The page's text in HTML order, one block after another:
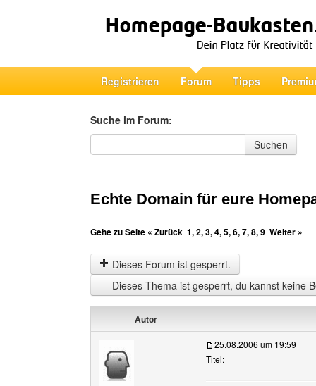
Registrieren Forum Tipps
Suche im Forum:
Suche im Forum
Suchen
Echte Domain für eure
Gehe zu Seite « Zurück 1,2,3,4,5,6,7,8,9 Weiter »
Dieses Forum ist gesperrt.
Dieses Thema ist gesperrt, du kannst keine
Autor
25.08.2006 um 19:59
Titel: